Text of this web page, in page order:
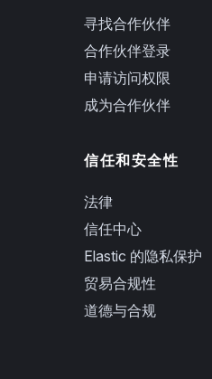
寻找合作伙伴
合作伙伴登录
申请访问权限
成为合作伙伴
信任和安全性
法律
信任中心
Elastic 的隐私保护
贸易合规性
道德与合规